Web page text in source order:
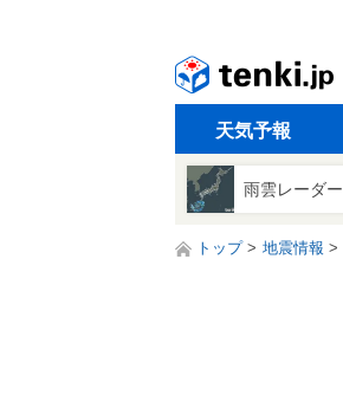
天気予報
雨雲レーダー
トップ 地震情報